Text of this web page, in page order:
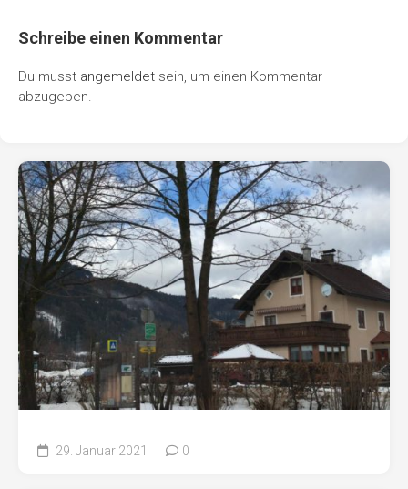
Schreibe einen Kommentar
Du musst angemeldet sein, um einen Kommentar
abzugeben.
29. Januar 2021 0